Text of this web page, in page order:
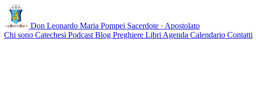
Don Leonardo Maria Pompei Sacerdote · Apostolato
Chi sono Catechesi Podcast Blog Preghiere Libri Agenda Calendario Contatti